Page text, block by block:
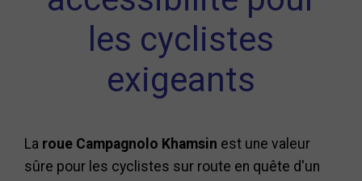
les cyclistes
exigeants
La roue Campagnolo Khamsin est une valeur
sûre pour les cyclistes sur route en quête d'un